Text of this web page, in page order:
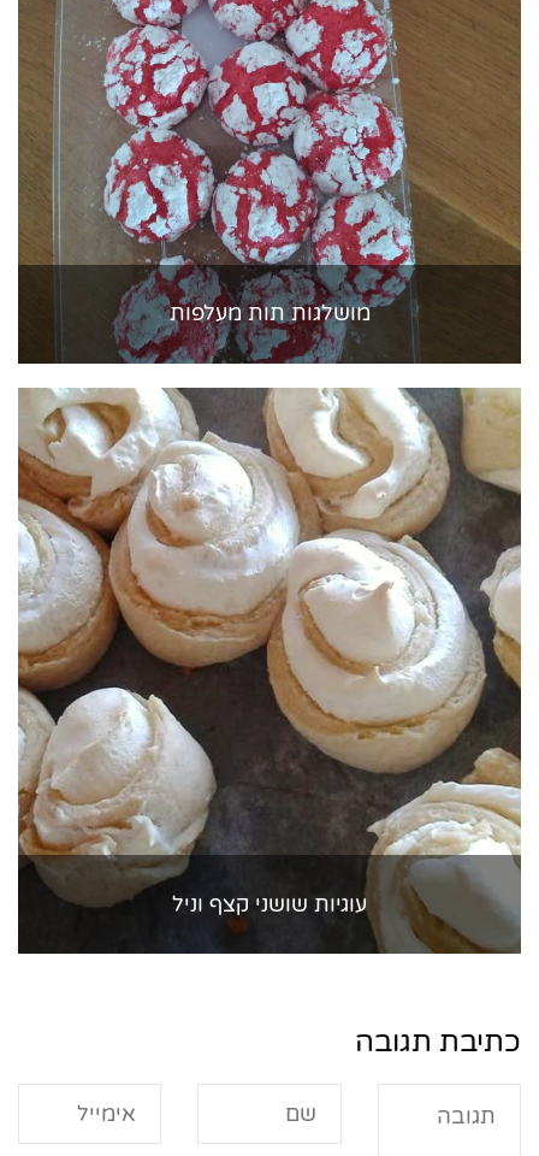
מושלגות תות מעלפות
עוגיות שושני קצף וניל
כתיבת תגובה